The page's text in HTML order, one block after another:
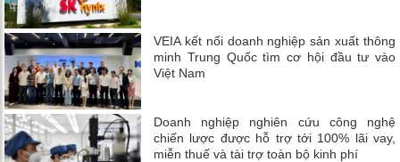
VEIA kết nối doanh nghiệp sản xuất thông
minh Trung Quốc tìm cơ hội đầu tư vào
Việt Nam
Doanh nghiệp nghiên cứu công nghệ
chiến lược được hỗ trợ tới 100% lãi vay,
miễn thuế và tài trợ toàn bộ kinh phí